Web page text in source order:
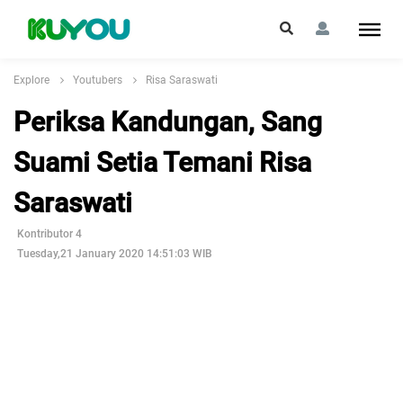
Explore Youtubers Risa Saraswati
Periksa Kandungan, Sang
Suami Setia Temani Risa
Saraswati
Kontributor 4
Tuesday,21 January 2020 14:51:03 WIB